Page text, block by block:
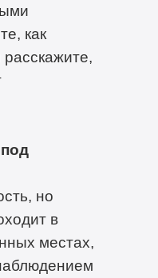
как
расскажите,
но
в
местах,